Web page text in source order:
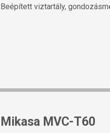
Beépített viztartály,
Mikasa MVC-T60